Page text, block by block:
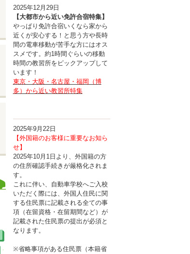
2025年12月29日
【大都市から近い免許合宿特集】
やっぱり免許合宿いくなら家から
近くが安心する！と思う方や長時
間の電車移動が苦手な方にはオス
スメです。約1時間ぐらいの移動
時間の教習所をピックアップして
います！
東京・大阪・名古屋・福岡（博
多）から近い教習所特集
2025年9月22日
【外国籍のお客様に重要なお知ら
せ】
2025年10月1日より、外国籍の方
の住所確認手続きが厳格化されま
す。
これに伴い、自動車学校へご入校
いただく際には、外国人住民に関
する住民票に記載される全ての事
項（在留資格・在留期間など）が
記載された住民票の提出が必須と
なります。
※省略事項がある住民票（本籍省